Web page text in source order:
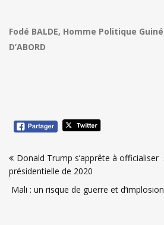
Fodé BALDE, Homme Politique
D’ABORD
de
l’article
Donald Trump s’apprête à
présidentielle de 2020
Mali : un risque de guerre et d’implosion